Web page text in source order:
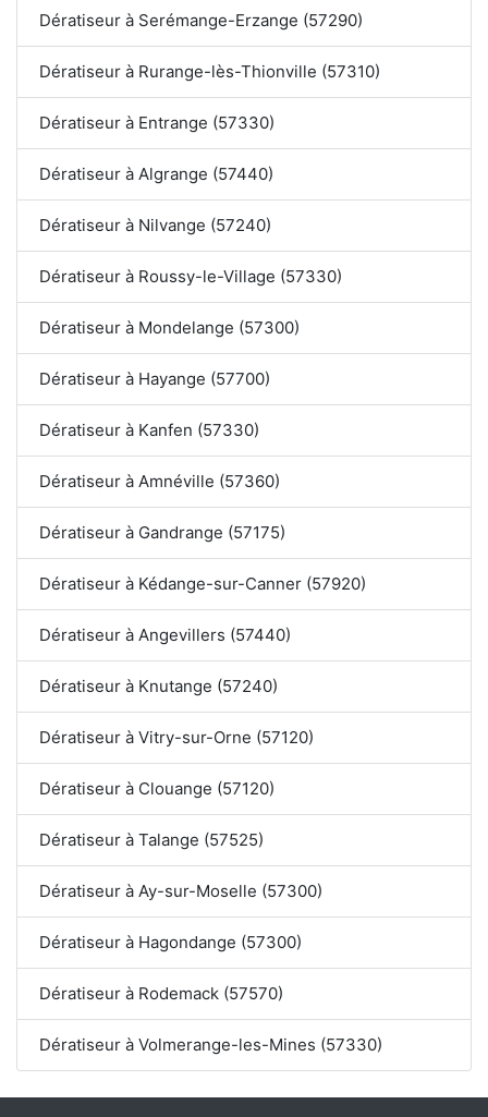
Dératiseur à Serémange-Erzange (57290)
Dératiseur à Rurange-lès-Thionville (57310)
Dératiseur à Entrange (57330)
Dératiseur à Algrange (57440)
Dératiseur à Nilvange (57240)
Dératiseur à Roussy-le-Village (57330)
Dératiseur à Mondelange (57300)
Dératiseur à Hayange (57700)
Dératiseur à Kanfen (57330)
Dératiseur à Amnéville (57360)
Dératiseur à Gandrange (57175)
Dératiseur à Kédange-sur-Canner (57920)
Dératiseur à Angevillers (57440)
Dératiseur à Knutange (57240)
Dératiseur à Vitry-sur-Orne (57120)
Dératiseur à Clouange (57120)
Dératiseur à Talange (57525)
Dératiseur à Ay-sur-Moselle (57300)
Dératiseur à Hagondange (57300)
Dératiseur à Rodemack (57570)
Dératiseur à Volmerange-les-Mines (57330)